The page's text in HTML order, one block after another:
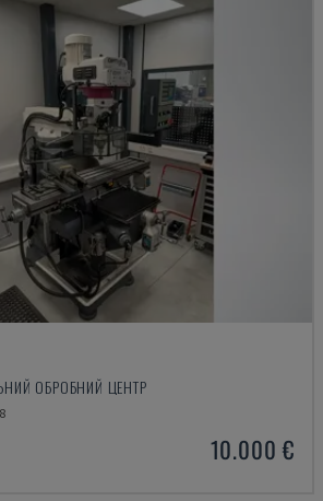
ОБРОБНИЙ ЦЕНТР
10.000 €